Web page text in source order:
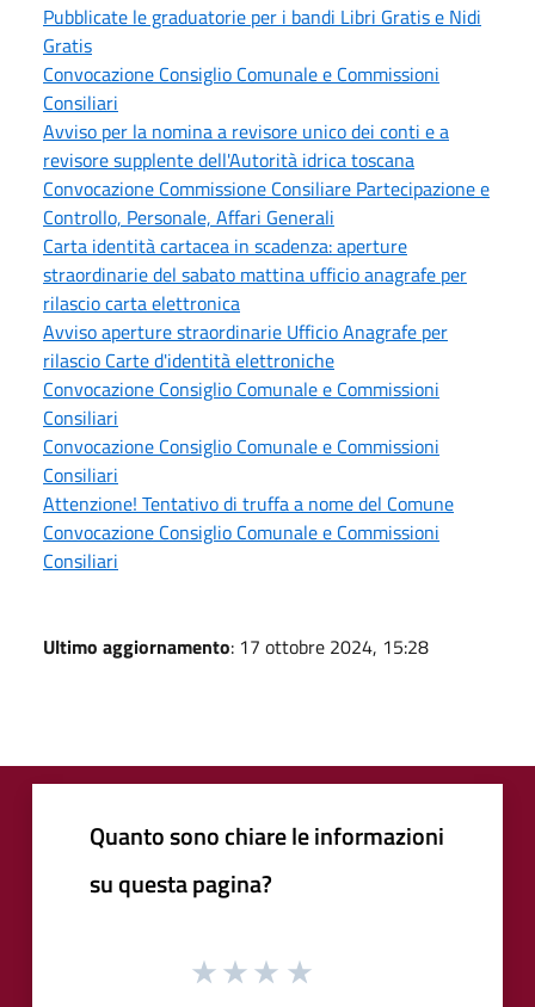
Pubblicate le graduatorie per i bandi Libri Gratis e Nidi
Gratis
Convocazione Consiglio Comunale e Commissioni
Consiliari
Avviso per la nomina a revisore unico dei conti e a
revisore supplente dell'Autorità idrica toscana
Convocazione Commissione Consiliare Partecipazione e
Controllo, Personale, Affari Generali
Carta identità cartacea in scadenza: aperture
straordinarie del sabato mattina ufficio anagrafe per
rilascio carta elettronica
Avviso aperture straordinarie Ufficio Anagrafe per
rilascio Carte d'identità elettroniche
Convocazione Consiglio Comunale e Commissioni
Consiliari
Convocazione Consiglio Comunale e Commissioni
Consiliari
Attenzione! Tentativo di truffa a nome del Comune
Convocazione Consiglio Comunale e Commissioni
Consiliari
Ultimo aggiornamento: 17 ottobre 2024, 15:28
Quanto sono chiare le informazioni
su questa pagina?